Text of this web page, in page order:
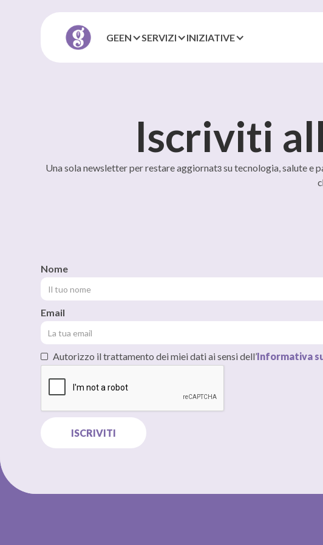
GEEN SERVIZI INIZIATIVE
Iscriviti
Una sola newsletter per restare aggiornatɜ su tecnologia, salute e
Nome
Email
Autorizzo il trattamento dei miei dati ai sensi dell’Informativa